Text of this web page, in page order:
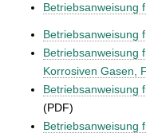
Betriebsanweisung
Betriebsanweisung
Betriebsanweisung
Korrosiven Gasen,
Betriebsanweisung
(PDF)
Betriebsanweisung